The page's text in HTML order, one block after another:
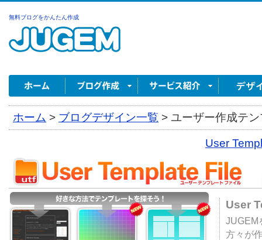
無料ブログをかんたん作成
ホーム > ブログデザイン一覧 > ユーザー作成テ
User
User
JUGEM
方々が